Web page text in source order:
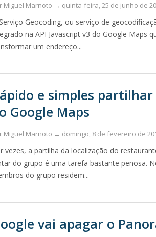
Miguel Marnoto → quinta-feira, 25 de junho de
Geocoding, ou serviço de
na API Javascript v3 do Google Maps
um endereço...
e simples
Google Maps
Miguel Marnoto → domingo, 8 de fevereiro de
vezes, a partilha da localização do
do grupo é uma tarefa bastante penosa.
do grupo residem...
vai apagar o